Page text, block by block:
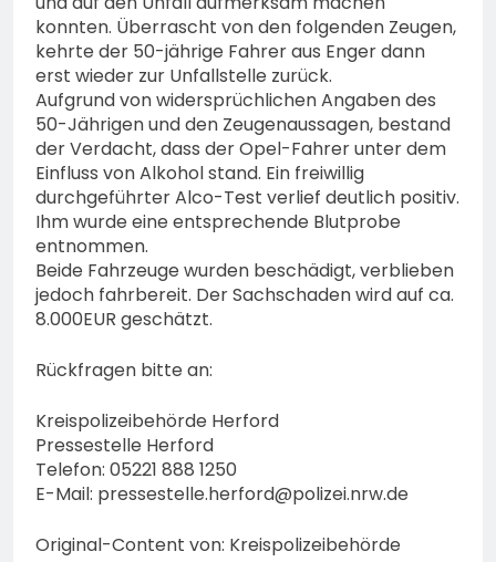
konnten. Überrascht von den folgenden Zeugen,
kehrte der 50-jährige Fahrer aus Enger dann
erst wieder zur Unfallstelle zurück.
Aufgrund von widersprüchlichen Angaben des
50-Jährigen und den Zeugenaussagen, bestand
der Verdacht, dass der Opel-Fahrer unter dem
Einfluss von Alkohol stand. Ein freiwillig
durchgeführter Alco-Test verlief deutlich positiv.
Ihm wurde eine entsprechende Blutprobe
entnommen.
Beide Fahrzeuge wurden beschädigt, verblieben
jedoch fahrbereit. Der Sachschaden wird auf ca.
8.000EUR geschätzt.
Rückfragen bitte an:
Kreispolizeibehörde Herford
Pressestelle Herford
Telefon: 05221 888 1250
E-Mail: pressestelle.herford@polizei.nrw.de
Original-Content von: Kreispolizeibehörde